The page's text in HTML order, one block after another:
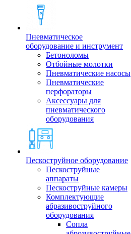
Пневматическое
оборудование и инструмент
Бетоноломы
Отбойные молотки
Пневматические насосы
Пневматические
перфораторы
Аксессуары для
пневматического
оборудования
Пескоструйное оборудование
Пескоструйные
аппараты
Пескоструйные камеры
Комплектующие
абразивоструйного
оборудования
Сопла